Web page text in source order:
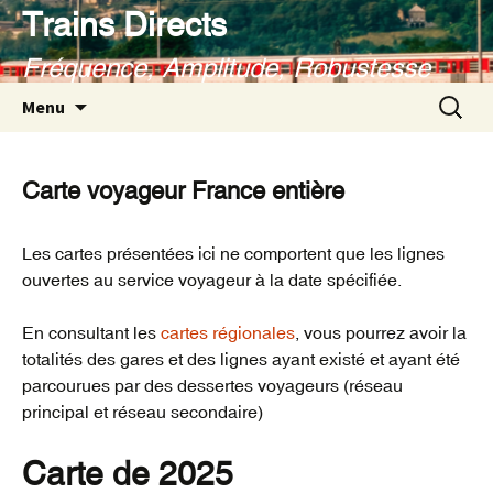
Aller
au
contenu
Trains Directs
Fréquence, Amplitude, Robustesse
Menu
Carte voyageur France entière
Les cartes présentées ici ne comportent que les lignes
ouvertes au service voyageur à la date spécifiée.
En consultant les cartes régionales , vous pourrez avoir la
totalités des gares et des lignes ayant existé et ayant été
parcourues par des dessertes voyageurs (réseau
principal et réseau secondaire)
Carte de 2025